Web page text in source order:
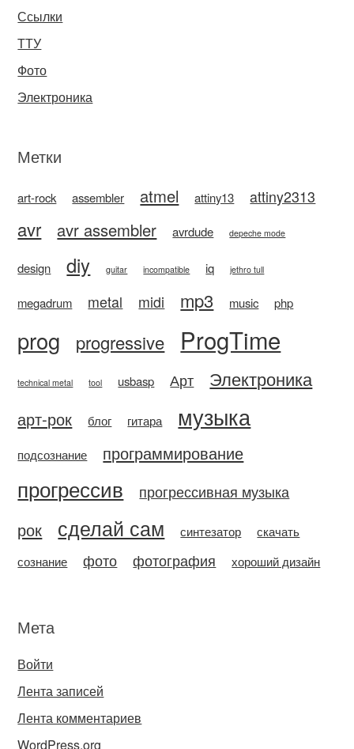
Ссылки
ТТУ
Фото
Электроника
Метки
art-rock assembler atmel attiny13 attiny2313
avr avr assembler avrdude depeche mode
design diy guitar incompatible iq jethro tull
megadrum metal midi mp3 music php
prog progressive ProgTime
technical metal tool usbasp Арт Электроника
арт-рок блог гитара музыка
подсознание программирование
прогрессив прогрессивная музыка
рок сделай сам синтезатор
скачать
сознание
фото фотография хороший дизайн
Мета
Войти
Лента записей
Лента комментариев
WordPress.org